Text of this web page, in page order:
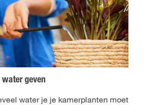
geven
water je je kamerplanten moet